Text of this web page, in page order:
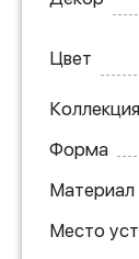
Цвет
Коллекция
Форма
Материал
Место